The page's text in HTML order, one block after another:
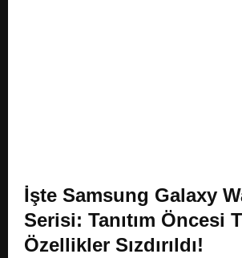
İşte Samsung Galaxy
Serisi: Tanıtım Öncesi
Özellikler Sızdırıldı!